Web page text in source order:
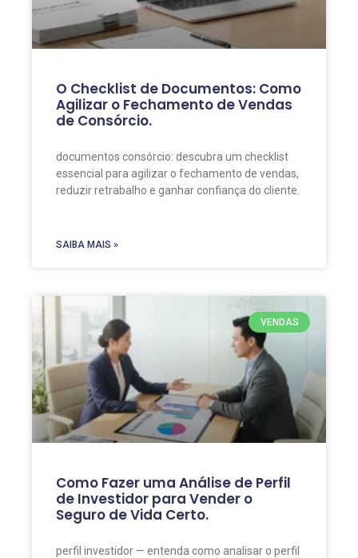
O Checklist de Documentos: Como
Agilizar o Fechamento de Vendas
de Consórcio.
documentos consórcio: descubra um checklist
essencial para agilizar o fechamento de vendas,
reduzir retrabalho e ganhar confiança do cliente.
SAIBA MAIS »
VENDAS
Como Fazer uma Análise de Perfil
de Investidor para Vender o
Seguro de Vida Certo.
perfil investidor — entenda como analisar o perfil